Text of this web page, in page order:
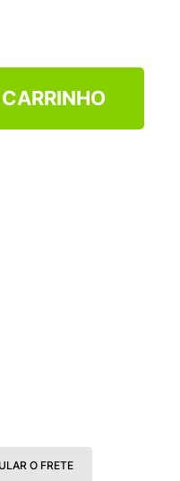
O FRETE